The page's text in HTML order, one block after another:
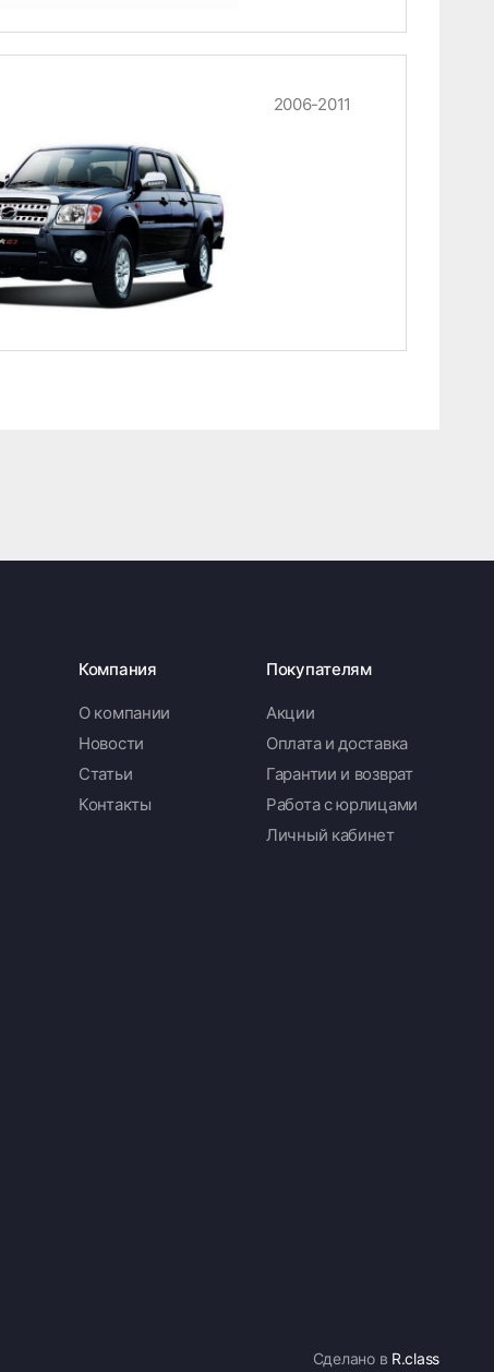
2006-2011
Компания
О компании
Новости
Статьи
Контакты
Покупателям
Акции
Оплата и доставка
Гарантии и возврат
Работа с юрлицами
Личный кабинет
Сделано в R.class